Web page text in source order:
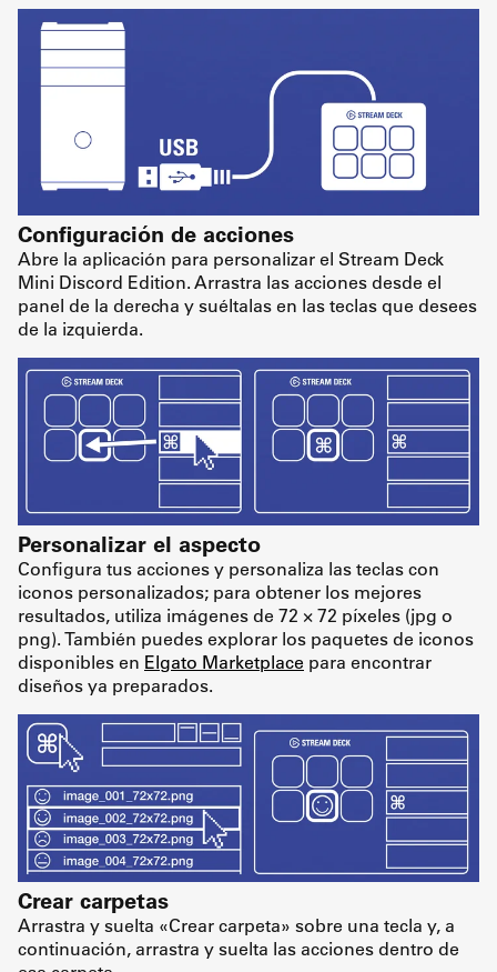
Configuración de acciones
Abre la aplicación para personalizar el Stream Deck
Mini Discord Edition. Arrastra las acciones desde el
panel de la derecha y suéltalas en las teclas que desees
de la izquierda.
Personalizar el aspecto
Configura tus acciones y personaliza las teclas con
iconos personalizados; para obtener los mejores
resultados, utiliza imágenes de 72 × 72 píxeles (jpg o
png). También puedes explorar los paquetes de iconos
disponibles en Elgato Marketplace para encontrar
diseños ya preparados.
Crear carpetas
Arrastra y suelta «Crear carpeta» sobre una tecla y, a
continuación, arrastra y suelta las acciones dentro de